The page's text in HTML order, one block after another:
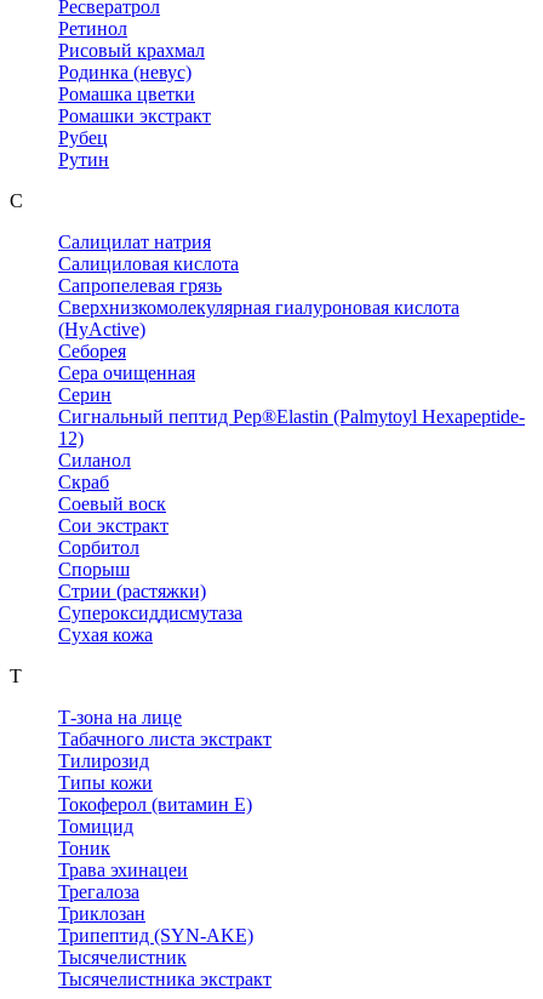
Ресвератрол
Ретинол
Рисовый крахмал
Родинка (невус)
Ромашка цветки
Ромашки экстракт
Рубец
Рутин
С
Салицилат натрия
Салициловая кислота
Сапропелевая грязь
Сверхнизкомолекулярная гиалуроновая кислота
(HyActive)
Себорея
Сера очищенная
Серин
Сигнальный пептид Pep®Elastin (Palmytoyl Hexapeptide-
12)
Силанол
Скраб
Соевый воск
Сои экстракт
Сорбитол
Спорыш
Стрии (растяжки)
Супероксиддисмутаза
Сухая кожа
Т
Т-зона на лице
Табачного листа экстракт
Тилирозид
Типы кожи
Токоферол (витамин Е)
Томицид
Тоник
Трава эхинацеи
Трегалоза
Триклозан
Трипептид (SYN-AKE)
Тысячелистник
Тысячелистника экстракт